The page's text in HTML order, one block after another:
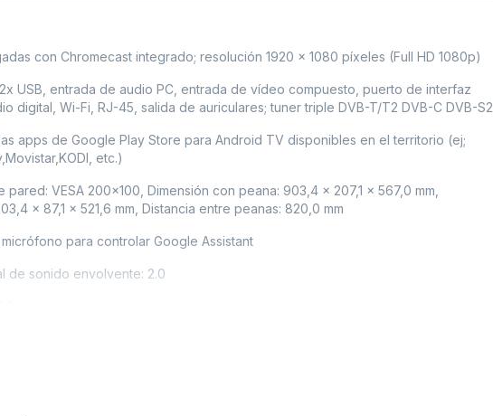
con Chromecast integrado; resolución 1920 x 1080 píxeles (Full HD 1080p)
USB, entrada de audio PC, entrada de vídeo compuesto, puerto de interfaz
digital, Wi-Fi, RJ-45, salida de auriculares; tuner triple DVB-T/T2 DVB-C DVB-S2
apps de Google Play Store para Android TV disponibles en el territorio (ej;
etc.)
VESA 200x100, Dimensión con peana: 903,4 x 207,1 x 567,0 mm,
x 87,1 x 521,6 mm, Distancia entre peanas: 820,0 mm
para controlar Google Assistant
de sonido envolvente: 2.0